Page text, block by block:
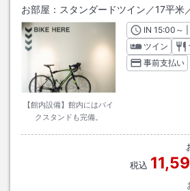
お部屋： スタンダードツイン／17平米
【館内設備】館内にはバイ
クスタンドも完備。
INチェック
15:00 ～
ツイン
事前支払い
税込